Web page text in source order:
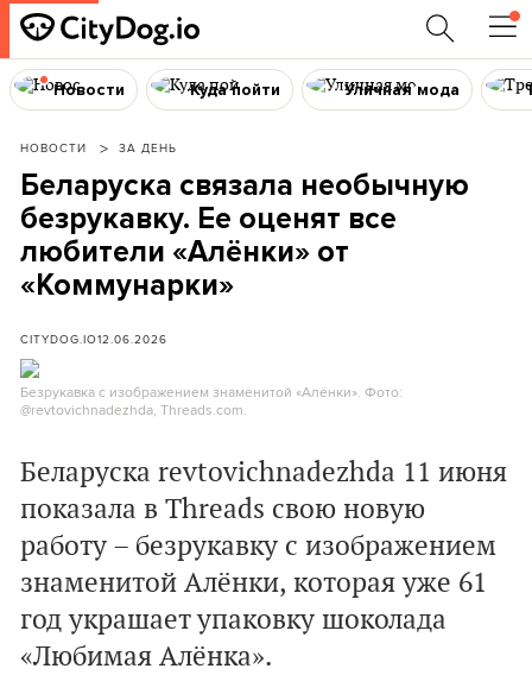
Новости Куда пойти Уличная мода
НОВОСТИ ЗА ДЕНЬ
Беларуска связала необычную
безрукавку. Ее оценят все
любители «Алёнки» от
«Коммунарки»
CITYDOG.IO12.06.2026
Безрукавка с изображением знаменитой «Алёнки». Фото:
@revtovichnadezhda, Threads.com.
Беларуска revtovichnadezhda 11 июня
показала в Threads свою новую
работу – безрукавку с изображением
знаменитой Алёнки, которая уже 61
год украшает упаковку шоколада
«Любимая Алёнка».